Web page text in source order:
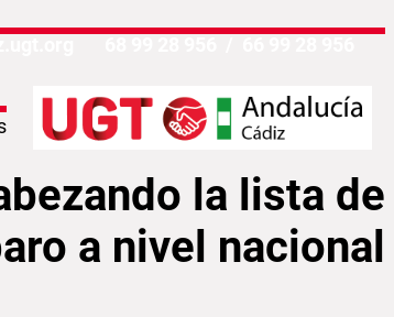
paro a nivel nacional - Cádiz
la lista de
a nivel nacional